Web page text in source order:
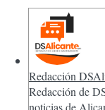
Redacción
Redacción de